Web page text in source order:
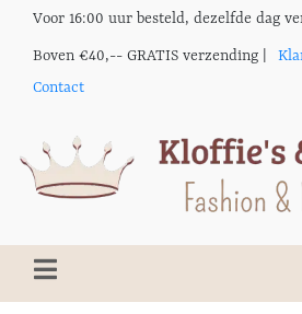
Voor 16:00 uur besteld, dezelfde dag
Boven €40,-- GRATIS verzending |
Contact